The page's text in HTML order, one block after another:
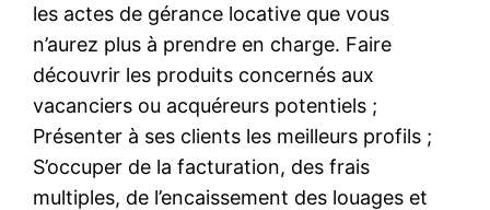
les actes de gérance locative que vous
n’aurez plus à prendre en charge. Faire
découvrir les produits concernés aux
vacanciers ou acquéreurs potentiels ;
Présenter à ses clients les meilleurs profils ;
S’occuper de la facturation, des frais
multiples, de l’encaissement des louages et